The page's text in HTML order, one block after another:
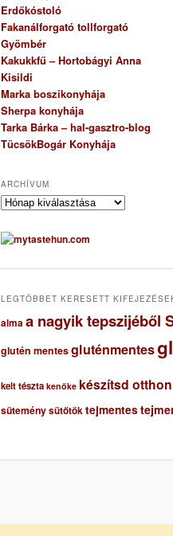
Erdőkóstoló
Fakanálforgató tollforgató
Gyömbér
Kakukkfű – Hortobágyi Anna
Kisildi
Marka boszikonyhája
Sherpa konyhája
Tarka Bárka – hal-gasztro-blog
TücsökBogár Konyhája
ARCHÍVUM
A
c
h
uLEGTÖBBET KERESETT
almaa nagyik tepszijéből
glutén mentesgluténmentes
kelt tészta kenőke készítsd otthon
süteménysütőtöktejmentes